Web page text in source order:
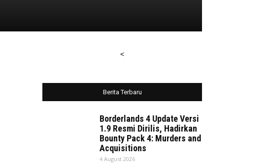
<
Berita Terbaru
Borderlands 4 Update Versi
1.9 Resmi Dirilis, Hadirkan
Bounty Pack 4: Murders and
Acquisitions
4 August 2026